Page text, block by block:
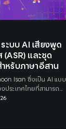
ะบบ AI เสียงพูด
และชุด
ำหรับภาษาอีสาน
Isan ซึ่งเป็น AI แบบ
ประเทศไทยที่สามารถ
สานชุดข้อมูลที่มี